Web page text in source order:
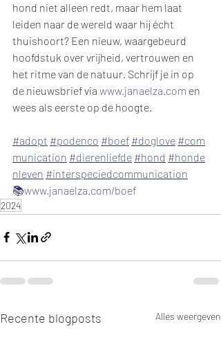
hond niet alleen redt, maar hem laat
leiden naar de wereld waar hij écht
thuishoort? Een nieuw, waargebeurd
hoofdstuk over vrijheid, vertrouwen en
het ritme van de natuur. Schrijf je in op
de nieuwsbrief via www.janaelza.com en
wees als eerste op de hoogte.
#adopt #podenco #boef #doglove #com
munication #dierenliefde #hond #honde
nleven #interspeciedcommunication
📚www.janaelza.com/boef
2024
Recente blogposts Alles weergeven